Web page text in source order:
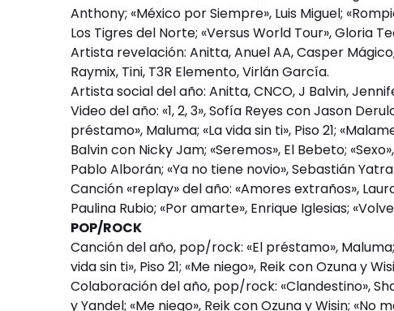
Anthony; «México por Siempre», Luis Miguel;
Los Tigres del Norte; «Versus World Tour», Gloria
Artista revelación: Anitta, Anuel AA, Casper
Raymix, Tini, T3R Elemento, Virlán García.
Artista social del año: Anitta, CNCO, J Balvin,
Video del año: «1, 2, 3», Sofía Reyes con Jason
préstamo», Maluma; «La vida sin ti», Piso 21;
Balvin con Nicky Jam; «Seremos», El Bebeto;
Pablo Alborán; «Ya no tiene novio», Sebastián
Canción «replay» del año: «Amores extraños»,
Paulina Rubio; «Por amarte», Enrique Iglesias;
POP/ROCK
Canción del año, pop/rock: «El préstamo»,
vida sin ti», Piso 21; «Me niego», Reik con Ozuna y
Colaboración del año, pop/rock: «Clandestino»,
y Yandel; «Me niego», Reik con Ozuna y Wisin;